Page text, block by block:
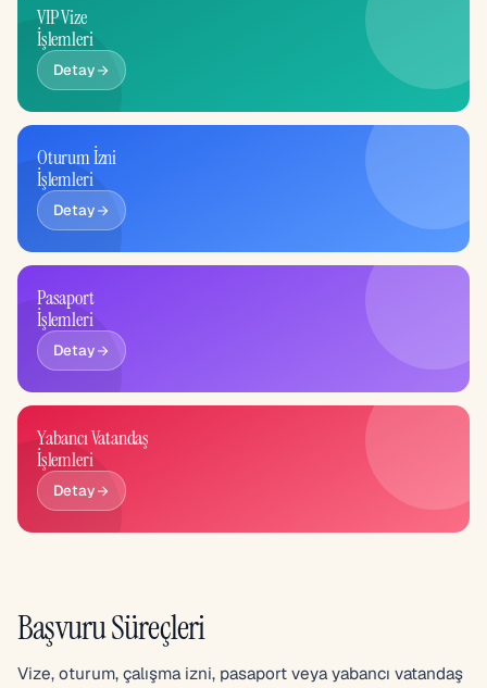
VIP Vize
İşlemleri
Detay
Oturum İzni
İşlemleri
Detay
Pasaport
İşlemleri
Detay
Yabancı Vatandaş
İşlemleri
Detay
Başvuru Süreçleri
Vize, oturum, çalışma izni, pasaport veya yabancı vatandaş